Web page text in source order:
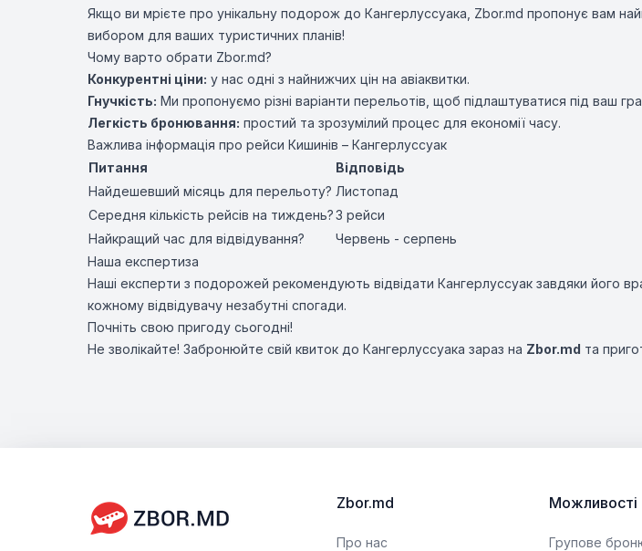
Якщо ви мрієте про унікальну подорож до Кангерлуссуака, Zbor.md пропонує вам
вибором для ваших туристичних планів!
Чому варто обрати Zbor.md?
Конкурентні ціни: у нас одні з найнижчих цін на авіаквитки.
Гнучкість: Ми пропонуємо різні варіанти перельотів, щоб підлаштуватися під ваш
Легкість бронювання: простий та зрозумілий процес для економії часу.
Важлива інформація про рейси Кишинів – Кангерлуссуак
Питання
Відповідь
Найдешевший місяць для перельоту? Листопад
Середня кількість рейсів на тиждень?3 рейси
Найкращий час для відвідування?
Червень - серпень
Наша експертиза
Наші експерти з подорожей рекомендують відвідати Кангерлуссуак завдяки
кожному відвідувачу незабутні спогади.
Почніть свою пригоду сьогодні!
Не зволікайте! Забронюйте свій квиток до Кангерлуссуака зараз на Zbor.md та
Zbor.md
Про нас
Можливості
Групове